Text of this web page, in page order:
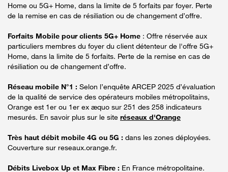
Home ou 5G+ Home, dans la limite de 5 forfaits par foyer. Perte
de la remise en cas de résiliation ou de changement d’offre.
Forfaits Mobile pour clients 5G+ Home : Offre réservée aux
particuliers membres du foyer du client détenteur de l'offre 5G+
Home, dans la limite de 5 forfaits. Perte de la remise en cas de
résiliation ou de changement d’offre.
Réseau mobile N°1 : Selon l’enquête ARCEP 2025 d’évaluation
de la qualité de service des opérateurs mobiles métropolitains,
Orange est 1er ou 1er ex æquo sur 251 des 258 indicateurs
mesurés. En savoir plus sur le site réseaux d'Orange
Très haut débit mobile 4G ou 5G : dans les zones déployées.
Couverture sur reseaux.orange.fr.
Débits Livebox Up et Max Fibre : En France métropolitaine.